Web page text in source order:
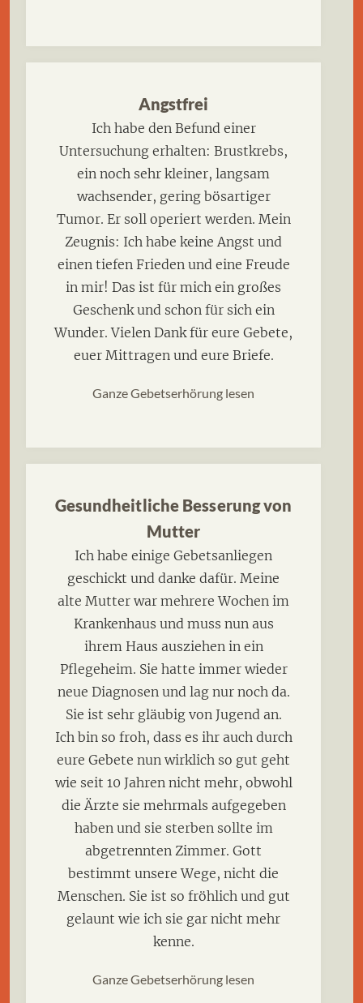
Angstfrei
Ich habe den Befund einer
Untersuchung erhalten: Brustkrebs,
ein noch sehr kleiner, langsam
wachsender, gering bösartiger
Tumor. Er soll operiert werden. Mein
Zeugnis: Ich habe keine Angst und
einen tiefen Frieden und eine Freude
in mir! Das ist für mich ein großes
Geschenk und schon für sich ein
Wunder. Vielen Dank für eure Gebete,
euer Mittragen und eure Briefe.
Ganze Gebetserhörung lesen
Gesundheitliche Besserung von
Mutter
Ich habe einige Gebetsanliegen
geschickt und danke dafür. Meine
alte Mutter war mehrere Wochen im
Krankenhaus und muss nun aus
ihrem Haus ausziehen in ein
Pflegeheim. Sie hatte immer wieder
neue Diagnosen und lag nur noch da.
Sie ist sehr gläubig von Jugend an.
Ich bin so froh, dass es ihr auch durch
eure Gebete nun wirklich so gut geht
wie seit 10 Jahren nicht mehr, obwohl
die Ärzte sie mehrmals aufgegeben
haben und sie sterben sollte im
abgetrennten Zimmer. Gott
bestimmt unsere Wege, nicht die
Menschen. Sie ist so fröhlich und gut
gelaunt wie ich sie gar nicht mehr
kenne.
Ganze Gebetserhörung lesen